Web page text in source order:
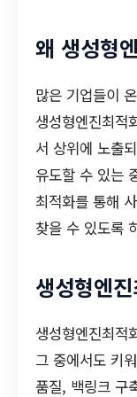
왜 생성형
많은 기업들이
생성형엔진최적
서 상위에 노출
유도할 수 있는
최적화를 통해
찾을 수 있도록
생성형엔
생성형엔진최적
그 중에서도 키
품질, 백링크 구